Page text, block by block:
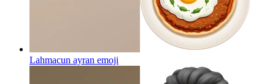
Lahmacun ayran emoji